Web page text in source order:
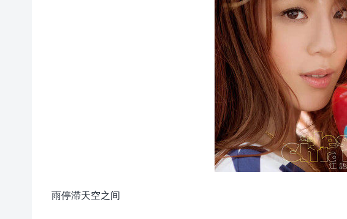
雨停滞天空之间